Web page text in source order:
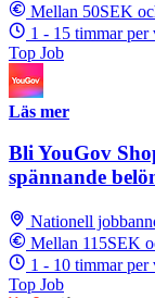
Mellan 50SEK
1 - 15 timmar per
Top Job
Läs mer
Bli YouGov
spännande
Nationell
Mellan 115SEK
1 - 10 timmar per
Top Job